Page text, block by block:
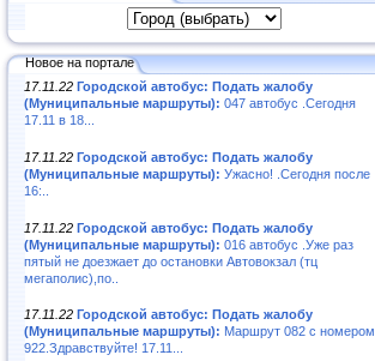
Новое на портале
17.11.22 Городской автобус: Подать жалобу
(Муниципальные маршруты): 047 автобус .Сегодня
17.11 в 18...
17.11.22 Городской автобус: Подать жалобу
(Муниципальные маршруты): Ужасно! .Сегодня после
16:..
17.11.22 Городской автобус: Подать жалобу
(Муниципальные маршруты): 016 автобус .Уже раз
пятый не доезжает до остановки Автовокзал (тц
мегаполис),по..
17.11.22 Городской автобус: Подать жалобу
(Муниципальные маршруты): Маршрут 082 с номером
922.Здравствуйте! 17.11...